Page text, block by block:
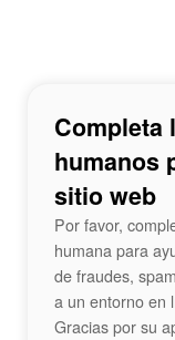
Completa
humanos
sitio web
Por favor,
humana para
de fraudes,
a un entorno en
Gracias por su